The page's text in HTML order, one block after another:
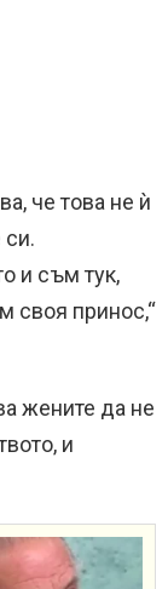
че това не ѝ
и съм тук,
своя принос,“
жените да не
и